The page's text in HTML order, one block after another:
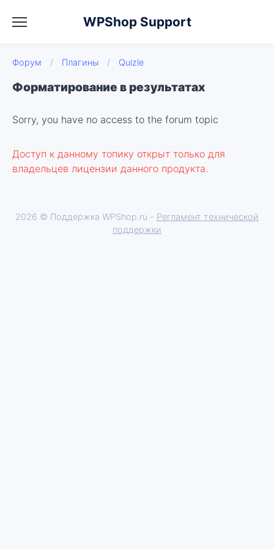
WPShop Support
Форум / Плагины / Quizle
Форматирование в результатах
Sorry, you have no access to the forum topic
Доступ к данному топику открыт только для
владельцев лицензии данного продукта.
2026 © Поддержка WPShop.ru - Регламент технической
поддержки